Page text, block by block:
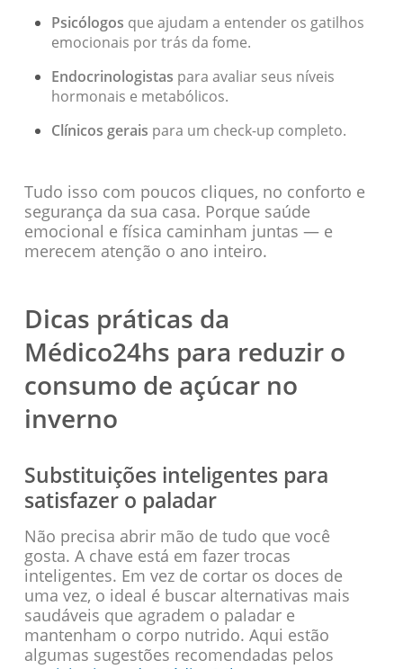
Psicólogos que ajudam a entender os gatilhos
emocionais por trás da fome.
Endocrinologistas para avaliar seus níveis
hormonais e metabólicos.
Clínicos gerais para um check-up completo.
Tudo isso com poucos cliques, no conforto e
segurança da sua casa. Porque saúde
emocional e física caminham juntas — e
merecem atenção o ano inteiro.
Dicas práticas da
Médico24hs para reduzir o
consumo de açúcar no
inverno
Substituições inteligentes para
satisfazer o paladar
Não precisa abrir mão de tudo que você
gosta. A chave está em fazer trocas
inteligentes. Em vez de cortar os doces de
uma vez, o ideal é buscar alternativas mais
saudáveis que agradem o paladar e
mantenham o corpo nutrido. Aqui estão
algumas sugestões recomendadas pelos